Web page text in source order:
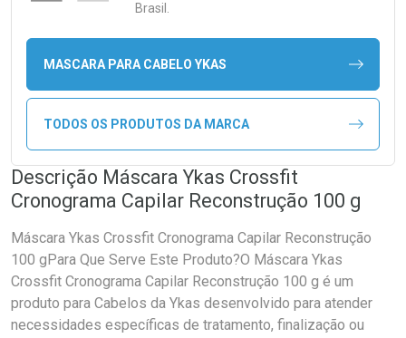
Brasil.
MASCARA PARA CABELO YKAS
TODOS OS PRODUTOS DA MARCA
Descrição Máscara Ykas Crossfit
Cronograma Capilar Reconstrução 100 g
Máscara Ykas Crossfit Cronograma Capilar Reconstrução
100 gPara Que Serve Este Produto?O Máscara Ykas
Crossfit Cronograma Capilar Reconstrução 100 g é um
produto para Cabelos da Ykas desenvolvido para atender
necessidades específicas de tratamento, finalização ou